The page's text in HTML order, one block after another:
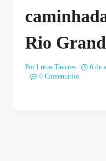
Rio
Por Lucas Tavares
6 de
0 Comentários